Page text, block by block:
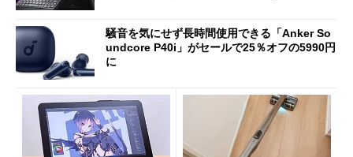
騒音を気にせず長時間使用できる「Anker So
undcore P40i」がセールで25％オフの5990円
に